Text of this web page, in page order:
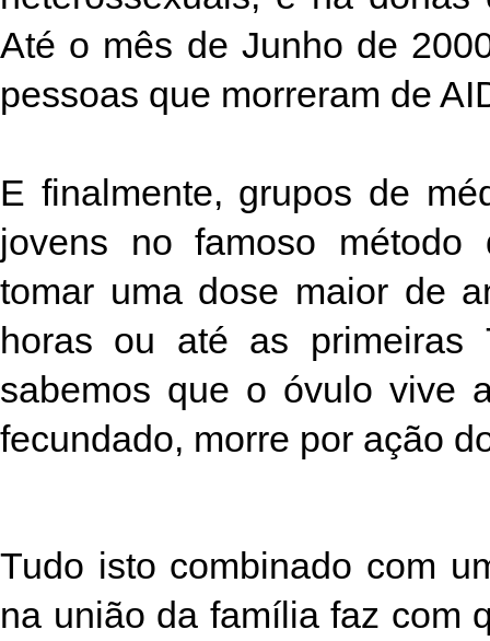
Até o mês de Junho de
pessoas que morreram de
E finalmente, grupos de
jovens no famoso método
tomar uma dose maior de
horas ou até as primeiras
sabemos que o óvulo vive
fecundado, morre por ação
Tudo isto combinado com
na união da família faz com